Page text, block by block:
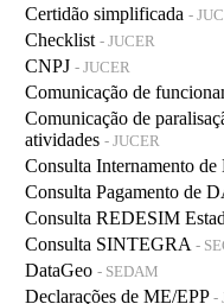
Certidão simplificada -
Checklist - JUCER
CNPJ - JUCER
Comunicação de
Comunicação de
atividades - JUCER
Consulta Internamento de
Consulta Pagamento de
Consulta REDESIM
Consulta SINTEGRA -
DataGeo - SEDAM
Declarações de ME/EPP -